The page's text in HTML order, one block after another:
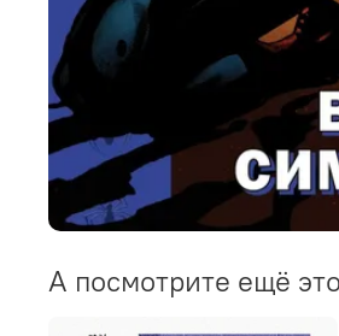
А посмотрите ещё